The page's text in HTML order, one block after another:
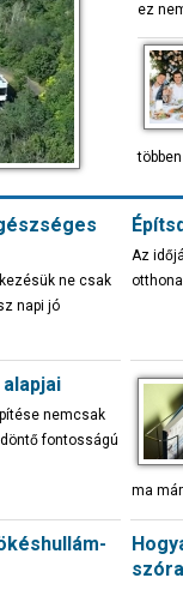
ez
ne csak
napi jó
Az
nemcsak
fontosságú
ma